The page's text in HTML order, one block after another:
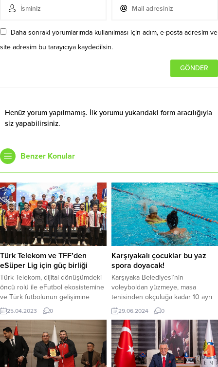
Daha sonraki yorumlarımda kullanılması için adım, e-posta adresim ve
site adresim bu tarayıcıya kaydedilsin.
Henüz yorum yapılmamış. İlk yorumu yukarıdaki form aracılığıyla
siz yapabilirsiniz.
Benzer Konular
Türk Telekom ve TFF’den
eSüper Lig için güç birliği
Türk Telekom, dijital dönüşümdeki
öncü rolü ile eFutbol ekosistemine
ve Türk futbolunun gelişimine
destek veriyor. Türkiye Futbol
Federasyonu (TFF) ile Türk
Telekom arasında imzalanan
anlaşma kapsamında Türk Telekom,
eSüper Lig’in isim sponsoru ve
resmi yayıncısı oldu. Türkiye Futbol
25.04.2023 0
Karşıyakalı çocuklar bu yaz
spora doyacak!
Karşıyaka Belediyesi’nin
voleyboldan yüzmeye, masa
tenisinden okçuluğa kadar 10 ayrı
branşta düzenlediği ‘Yaz Spor
Okulları’ başladı.
29.06.2024 0